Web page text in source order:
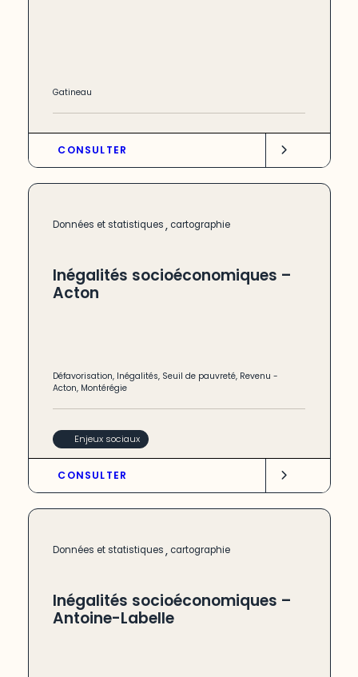
Gatineau
CONSULTER
Données et statistiques, cartographie
Inégalités socioéconomiques –
Acton
Défavorisation, Inégalités, Seuil de pauvreté, Revenu -
Acton, Montérégie
Enjeux sociaux
CONSULTER
Données et statistiques, cartographie
Inégalités socioéconomiques –
Antoine-Labelle